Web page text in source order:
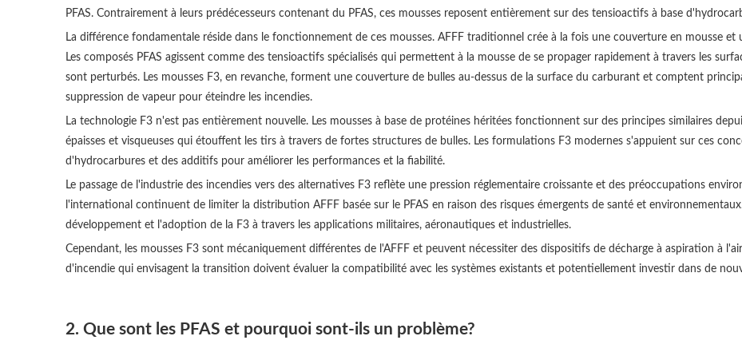
PFAS. Contrairement à leurs prédécesseurs contenant du PFAS, ces mousses reposent entièrement sur des tensioactifs à base
La différence fondamentale réside dans le fonctionnement de ces mousses. AFFF traditionnel crée à la fois une couverture en mousse
Les composés PFAS agissent comme des tensioactifs spécialisés qui permettent à la mousse de se propager rapidement à travers les
sont perturbés. Les mousses F3, en revanche, forment une couverture de bulles au-dessus de la surface du carburant et comptent
suppression de vapeur pour éteindre les incendies.
La technologie F3 n'est pas entièrement nouvelle. Les mousses à base de protéines héritées fonctionnent sur des principes similaires
épaisses et visqueuses qui étouffent les tirs à travers de fortes structures de bulles. Les formulations F3 modernes s'appuient sur ces
d'hydrocarbures et des additifs pour améliorer les performances et la fiabilité.
Le passage de l'industrie des incendies vers des alternatives F3 reflète une pression réglementaire croissante et des préoccupations
l'international continuent de limiter la distribution AFFF basée sur le PFAS en raison des risques émergents de santé et
développement et l'adoption de la F3 à travers les applications militaires, aéronautiques et industrielles.
Cependant, les mousses F3 sont mécaniquement différentes de l'AFFF et peuvent nécessiter des dispositifs de décharge à aspiration à
d'incendie qui envisagent la transition doivent évaluer la compatibilité avec les systèmes existants et potentiellement investir dans de
2. Que sont les PFAS et pourquoi sont-ils un problème?